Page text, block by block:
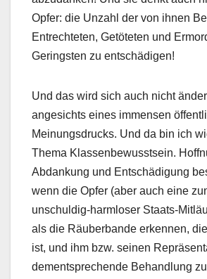
Opfer: die Unzahl der von ihnen
Entrechteten, Getöteten und
Geringsten zu entschädigen!
Und das wird sich auch nicht
angesichts eines immensen
Meinungsdrucks. Und da bin ich
Thema Klassenbewusstsein.
Abdankung und Entschädigung
wenn die Opfer (aber auch eine
unschuldig-harmloser Staats-
als die Räuberbande erkennen,
ist, und ihm bzw. seinen
dementsprechende Behandlung